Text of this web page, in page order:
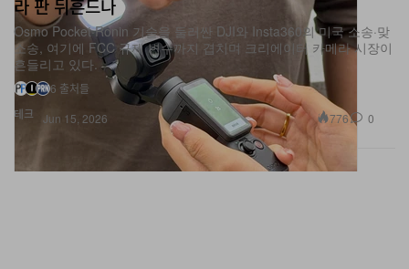
테크
라 판 뒤흔드나
Osmo Pocket·Ronin 기술을 둘러싼 DJI와 Insta360의 미국 소송·맞
소송, 여기에 FCC 규제 변수까지 겹치며 크리에이터 카메라 시장이
흔들리고 있다.
6 출처들
Jun 15, 2026
776 0